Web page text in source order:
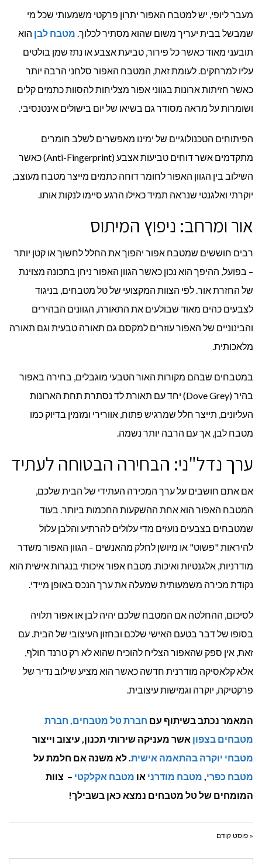
מעבר ליופי, יש למטבח האפור יתרון פרקטי משמעותי שכל מי
שמבשל בבית יעריך משום שהוא מסתיר לכלוך. מטבח לבן הוא
תובעני מאוד כאשר כל פירור, טביעת אצבע או נתז שמן בולטים
עליו למרחקים. לעומת זאת, המטבח האפור סלחני הרבה יותר
כאשר חזיתות ארונות בגווני אפור מצליחות להסוות כתמים קלים
ושומרות על מראה מסודר גם בשיאו של יום בישולים אינטנסיבי.
הפיתוחים הטכנולוגיים של ימינו מאפשרים לשלב חומרים
מתקדמים אשר דוחים טביעות אצבע (Anti-Fingerprint) כאשר
השילוב בין הגוון האפור לחומר דוחה כתמים מייצר מטבח מעוצב,
יוקרתי ואלגנטי שנראה תמיד כאילו הרגע סיימו לנקות אותו.
אור ומרחב: ניפוץ המיתוס
רבים חוששים שמטבח אפור יהפוך את החלל לחשוך או קטן יותר
– בפועל, ההיפך הוא נכון כאשר הגוון האפור ניחן בתכונה מצוינת
של החזרת אור. לפי הצוות המקצועי של טל מטבחים, בניגוד
לצבעים כהים מאוד שבולעים את התאורה, הגוונים הבהירים
והבינוניים של האפור עוזרים למקסם גם תאורה טבעית וגם תאורה
מלאכותית.
במטבחים שבהם מקורות האור הטבעי מוגבלים, בחירה באפור
בהיר (Dove Grey) יחד עם תאורת לד נסתרת תחת הארונות
העליונים, תייצר חלל שמרגיש פתוח, אוורירי ומזמין בדיוק כמו
מטבח לבן, אך עם הרבה יותר נשמה.
ערך נדל"ני: הבחירה הבטוחה לעתיד
אם אתם חושבים על ערך המכירה העתידי של הבית שלכם,
המטבח האפור הוא אחת ההשקעות החכמות ביותר. בעוד
שמטבחים בצבעים נועזים מדי עלולים להרתיע והלבן עלול
להיראות "פשוט" או מיושן לחלק מהאנשים – הגוון האפור משדר
מודרניות, אלגנטיות ואיכות. מטבח אפור איכותי בנגרות אישית הוא
נקודת מכירה משמעותית שמעלה את ערך הנכס באופן מיידי.
לסיכום, ההחלטה אם המטבח שלכם יהיה לבן או אפור תלויה
בסופו של דבר בטעם האישי שלכם ובחזון העיצובי של הבית. עם
זאת, אין ספק שהאפור הצליח להוכיח שהוא לא רק טרנד חולף,
אלא קלאסיקה מודרנית חדשה כאשר הוא מציע שילוב נדיר של
פרקטיקה, יוקרה וגמישות עיצובית.
המאמר נכתב בשיתוף עם חברת טל מטבחים, חברת
מטבחים בצפון אשר מעניקה שירותי תכנון, עיצוב וייצור
מטבחי יוקרה בהתאמה אישית. לא משנה אם חלמת על
מטבח כפרי, מטבח מודרני או מטבח אקלקטי – צוות
המומחים של טל מטבחים נמצא כאן בשבילך!
« פוסט קודם